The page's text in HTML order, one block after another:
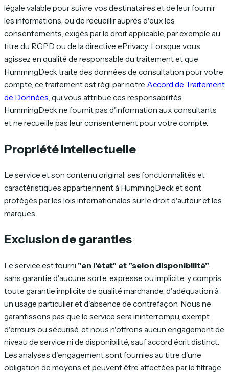
légale valable pour suivre vos destinataires et de leur fournir
les informations, ou de recueillir auprès d'eux les
consentements, exigés par le droit applicable, par exemple au
titre du RGPD ou de la directive ePrivacy. Lorsque vous
agissez en qualité de responsable du traitement et que
HummingDeck traite des données de consultation pour votre
compte, ce traitement est régi par notre Accord de Traitement
de Données, qui vous attribue ces responsabilités.
HummingDeck ne fournit pas d'information aux consultants
et ne recueille pas leur consentement pour votre compte.
Propriété intellectuelle
Le service et son contenu original, ses fonctionnalités et
caractéristiques appartiennent à HummingDeck et sont
protégés par les lois internationales sur le droit d'auteur et les
marques.
Exclusion de garanties
Le service est fourni "en l'état" et "selon disponibilité"
sans garantie d'aucune sorte, expresse ou implicite, y compris
toute garantie implicite de qualité marchande, d'adéquation à
un usage particulier et d'absence de contrefaçon. Nous ne
garantissons pas que le service sera ininterrompu, exempt
d'erreurs ou sécurisé, et nous n'offrons aucun engagement de
niveau de service ni de disponibilité, sauf accord écrit distinct.
Les analyses d'engagement sont fournies au titre d'une
obligation de moyens et peuvent être affectées par le filtrage